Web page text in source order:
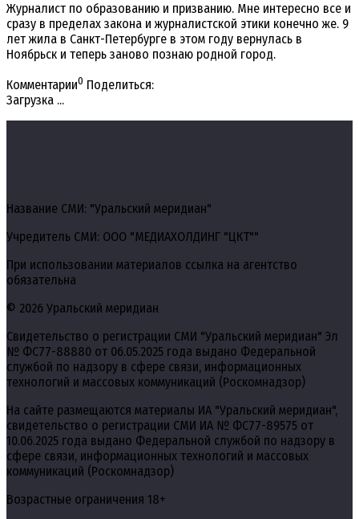
Журналист по образованию и призванию. Мне интересно все и
сразу в пределах закона и журналистской этики конечно же. 9
лет жила в Санкт-Петербурге в этом году вернулась в
Ноябрьск и теперь заново познаю родной город.
Комментарии0 Поделиться:
Загрузка ...
Название СМИ: "Уральский меридиан"
Учредитель СМИ: ООО "МЕДИАХОЛДИНГ "ЦКТ""
При использовании материалов ссылка на агентство
обязательна
© 2026 Уральский меридиан
Свидетельство о регистрации СМИ "Уральский меридиан" Эл
№ ФС77-88880 от 06.05.2025 года выдано Федеральной
службой по надзору в сфере связи, информационных
технологий и массовых коммуникаций (Роскомнадзор)
На сайте размещаются материалы ИА "Уральский меридиан",
свидетельство о регистрации СМИ ИА № ФС77-89575 от
10.06.2025 года выдано Федеральной службой по надзору в
сфере связи, информационных технологий и массовых
коммуникаций (Роскомнадзор)
Возрастные ограничения 18+